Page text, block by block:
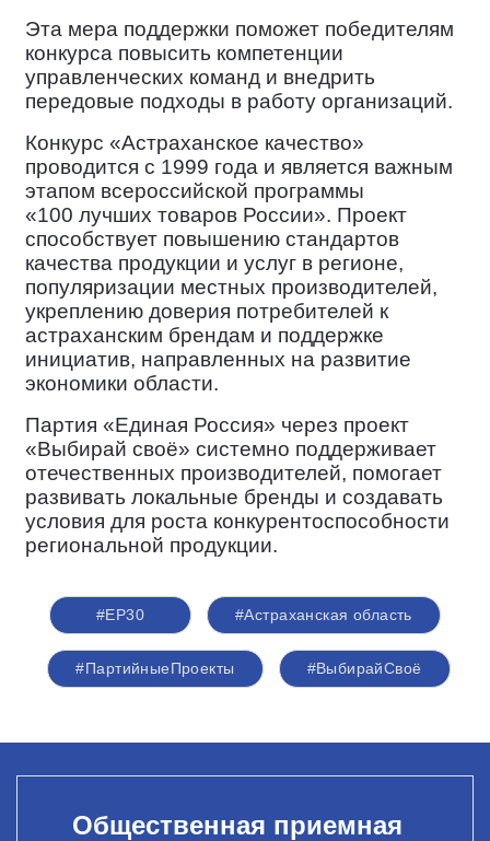
Эта мера поддержки поможет победителям
конкурса повысить компетенции
управленческих команд и внедрить
передовые подходы в работу организаций.
Конкурс «Астраханское качество»
проводится с 1999 года и является важным
этапом всероссийской программы
«100 лучших товаров России». Проект
способствует повышению стандартов
качества продукции и услуг в регионе,
популяризации местных производителей,
укреплению доверия потребителей к
астраханским брендам и поддержке
инициатив, направленных на развитие
экономики области.
Партия «Единая Россия» через проект
«Выбирай своё» системно поддерживает
отечественных производителей, помогает
развивать локальные бренды и создавать
условия для роста конкурентоспособности
региональной продукции.
#ЕР30 #Астраханская область
#ПартийныеПроекты #ВыбирайСвоё
Общественная приемная